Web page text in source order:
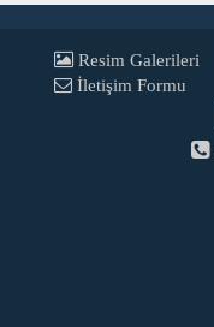
Resim Galerileri
İletişim Formu